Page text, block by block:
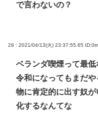
で言わないの？
29 : 2021/04/13(火) 23:37:55.65
ベランダ喫煙って最
令和になってもまだ
物に肯定的に出す奴
化するなんてな